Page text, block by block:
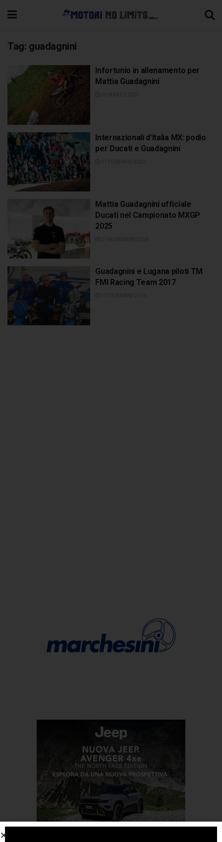
Tag: guadagnini
Infortunio in allenamento per
Mattia Guadagnini
Internazionali d’Italia MX: podio
per Ducati e Guadagnini
Mattia Guadagnini ufficiale
Ducati nel Campionato MXGP
2025
Guadagnini e Lugana piloti TM
FMI Racing Team 2017